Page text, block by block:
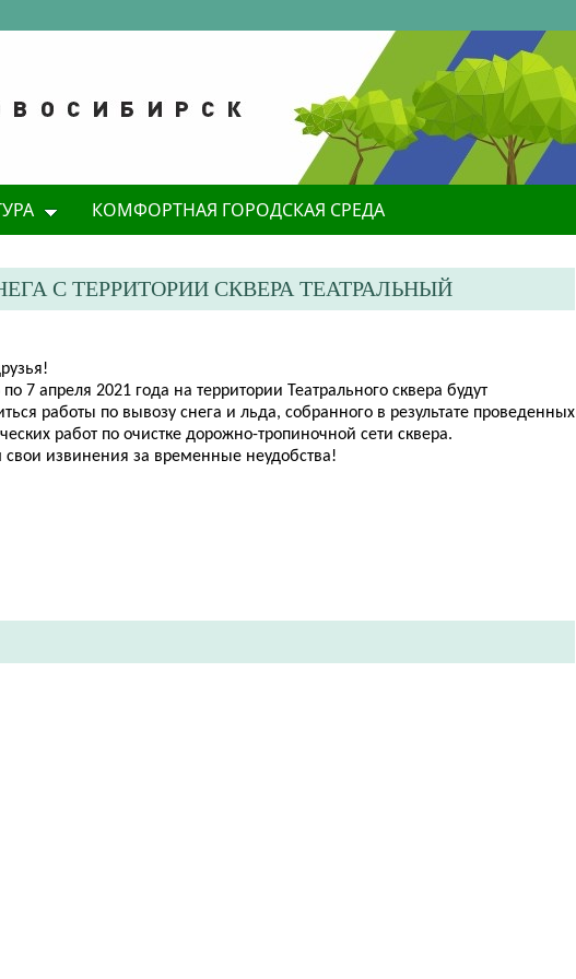
КОМФОРТНАЯ ГОРОДСКАЯ СРЕДА
С ТЕРРИТОРИИ СКВЕРА ТЕАТРАЛЬНЫЙ
7 апреля 2021 года на территории Театрального сквера будут
работы по вывозу снега и льда, собранного в результате проведенных
работ по очистке дорожно-тропиночной сети сквера.
свои извинения за временные неудобства!